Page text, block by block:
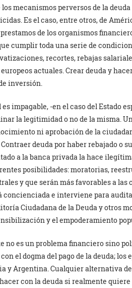
los mecanismos perversos de la
Es el caso, entre otros, de
de los organismos
cumplir toda una serie de
recortes, rebajas
actuales. Crear deuda y
inversión.
impagable, -en el caso del Estado
la legitimidad o no de la misma.
ni aprobación de la
deuda por haber rebajado o
a la banca privada la hace
posibilidades: moratorias,
y que serán más favorables a
concienciada e interviene para
Ciudadana de la Deuda y otros
y el empoderamiento
no es un problema financiero sino
el dogma del pago de la deuda;
y Argentina. Cualquier alternativa
con la deuda si realmente